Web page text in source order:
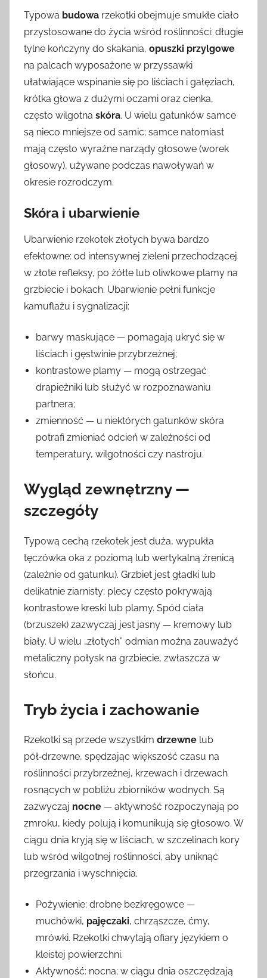
Typowa budowa rzekotki obejmuje smukłe ciało
przystosowane do życia wśród roślinności: długie
tylne kończyny do skakania, opuszki przylgowe
na palcach wyposażone w przyssawki
ułatwiające wspinanie się po liściach i gałęziach,
krótka głowa z dużymi oczami oraz cienka,
często wilgotna skóra. U wielu gatunków samce
są nieco mniejsze od samic; samce natomiast
mają często wyraźne narządy głosowe (worek
głosowy), używane podczas nawoływań w
okresie rozrodczym.
Skóra i ubarwienie
Ubarwienie rzekotek złotych bywa bardzo
efektowne: od intensywnej zieleni przechodzącej
w złote refleksy, po żółte lub oliwkowe plamy na
grzbiecie i bokach. Ubarwienie pełni funkcje
kamuflażu i sygnalizacji:
barwy maskujące — pomagają ukryć się w
liściach i gęstwinie przybrzeżnej;
kontrastowe plamy — mogą ostrzegać
drapieżniki lub służyć w rozpoznawaniu
partnera;
zmienność — u niektórych gatunków skóra
potrafi zmieniać odcień w zależności od
temperatury, wilgotności czy nastroju.
Wygląd zewnętrzny —
szczegóły
Typową cechą rzekotek jest duża, wypukła
tęczówka oka z poziomą lub wertykalną źrenicą
(zależnie od gatunku). Grzbiet jest gładki lub
delikatnie ziarnisty; plecy często pokrywają
kontrastowe kreski lub plamy. Spód ciała
(brzuszek) zazwyczaj jest jasny — kremowy lub
biały. U wielu „złotych” odmian można zauważyć
metaliczny połysk na grzbiecie, zwłaszcza w
słońcu.
Tryb życia i zachowanie
Rzekotki są przede wszystkim drzewne lub
pół‑drzewne, spędzając większość czasu na
roślinności przybrzeżnej, krzewach i drzewach
rosnących w pobliżu zbiorników wodnych. Są
zazwyczaj nocne — aktywność rozpoczynają po
zmroku, kiedy polują i komunikują się głosowo. W
ciągu dnia kryją się w liściach, w szczelinach kory
lub wśród wilgotnej roślinności, aby uniknąć
przegrzania i wyschnięcia.
Pożywienie: drobne bezkręgowce —
muchówki, pajęczaki, chrząszcze, ćmy,
mrówki. Rzekotki chwytają ofiary językiem o
kleistej powierzchni.
Aktywność: nocna; w ciągu dnia oszczędzają